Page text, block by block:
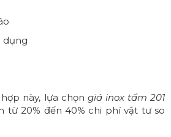
dụng
này, lựa chọn giá inox tấm 201
từ 20% đến 40% chi phí vật tư so